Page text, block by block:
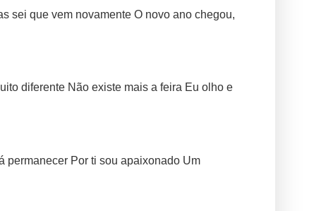
sei que vem novamente O novo ano chegou,
diferente Não existe mais a feira Eu olho e
permanecer Por ti sou apaixonado Um